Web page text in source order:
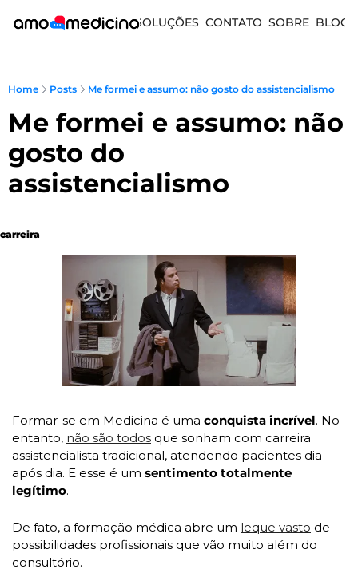
SOLUÇÕES CONTATO SOBRE BLOG
Home Posts Me formei e assumo: não gosto do assistencialismo
Me formei e assumo: não
gosto do
assistencialismo
carreira
Formar-se em Medicina é uma conquista incrível. No
entanto, não são todos que sonham com carreira
assistencialista tradicional, atendendo pacientes dia
após dia. E esse é um sentimento totalmente
legítimo.
De fato, a formação médica abre um leque vasto de
possibilidades profissionais que vão muito além do
consultório.